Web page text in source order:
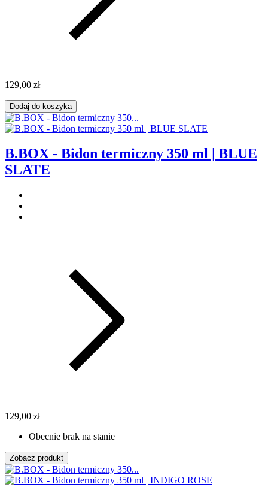
129,00 zł
Dodaj do koszyka
B.BOX - Bidon termiczny 350 ml | BLUE
SLATE
129,00 zł
Obecnie brak na stanie
Zobacz produkt